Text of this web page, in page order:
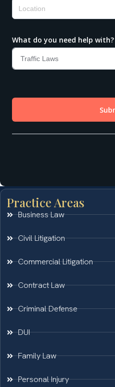
Practice Areas
Business Law
Civil Litigation
Commercial Litigation
Contract Law
Criminal Defense
DUI
Family Law
Personal Injury